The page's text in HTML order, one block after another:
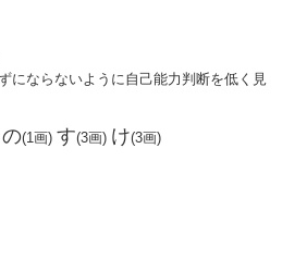
にならないように自己能力判断を低く見
の(1画)す(3画) け(3画)